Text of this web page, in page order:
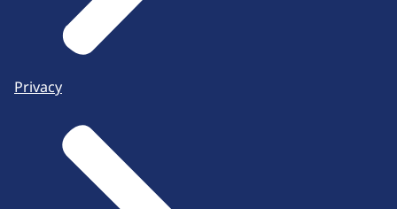
Privacy